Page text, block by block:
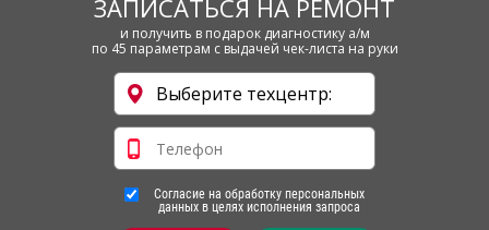
ЗАПИСАТЬСЯ НА РЕМОНТ
и получить в подарок диагностику а/м
по 45 параметрам с выдачей чек-листа на руки
Согласие на обработку персональных
данных в целях исполнения запроса